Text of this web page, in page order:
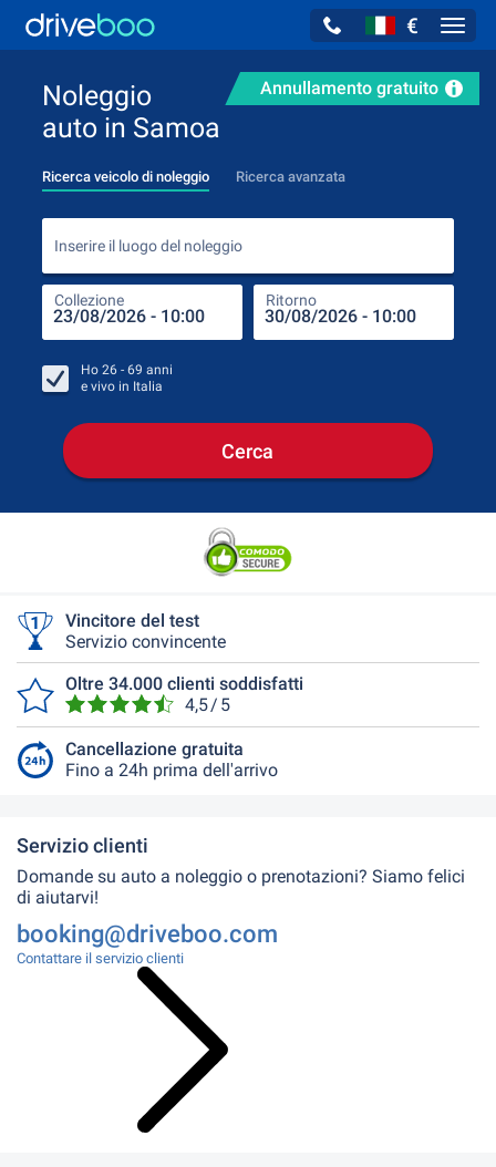
€
Annullamento gratuito
Noleggio
auto in Samoa
Ricerca veicolo di noleggio Ricerca avanzata
Inserire il luogo del noleggio
Collezione Ritorno
Ho 26 - 69 anni
e vivo in Italia
Cerca
Vincitore del test
Servizio convincente
Oltre 34.000 clienti soddisfatti
4,5 / 5
Cancellazione gratuita
Fino a 24h prima dell'arrivo
Servizio clienti
Domande su auto a noleggio o prenotazioni? Siamo felici
di aiutarvi!
booking@driveboo.com
Contattare il servizio clienti